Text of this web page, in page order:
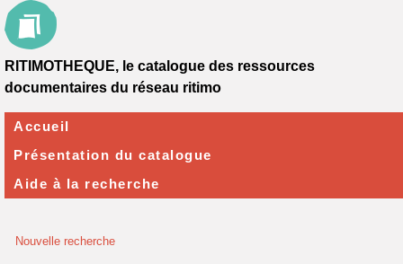
Nouvelle recherche
RITIMOTHEQUE, le catalogue des ressources
documentaires du réseau ritimo
Accueil
Présentation du catalogue
Aide à la recherche